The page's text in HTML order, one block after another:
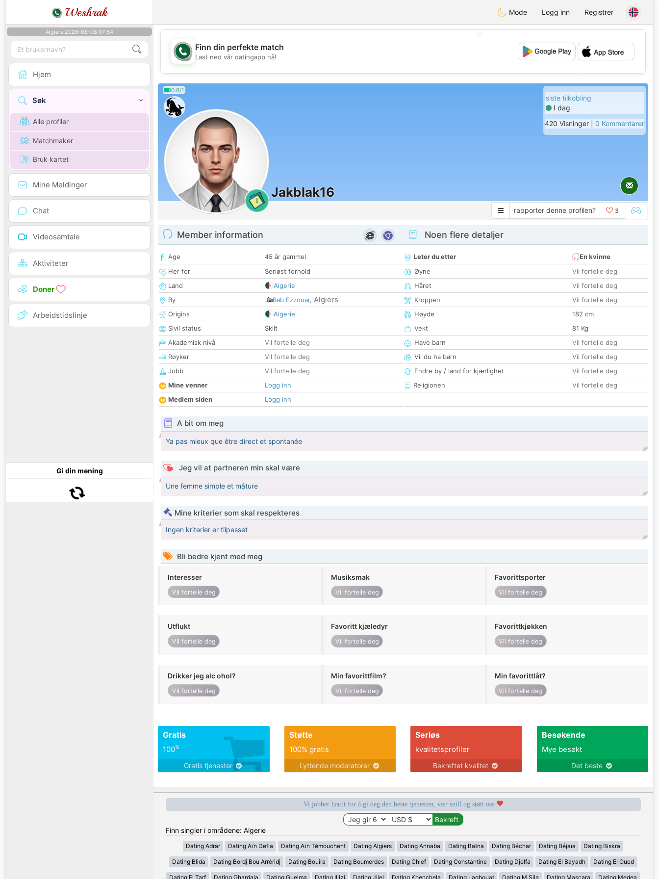
Weshrak Mode Logg inn Registrer
Algiers 2026-08-08 07:54
Hjem
Søk
Alle profiler
Matchmaker
Bruk kartet
Mine Meldinger
Chat
Videosamtale
Aktiviteter
Doner
Arbeidstidslinje
Gi din mening
💖
💕
Finn din perfekte match
Last ned vår datingapp nå!
0.8/1
1
Jakblak16
siste tilkobling
I dag
420 Visninger | 0 Kommentarer
rapporter denne profilen? 3
Member information
Age
45 år gammel
Her for
Seriøst forhold
Land
Algerie
By
Bab Ezzouar, Algiers
Origins
Algerie
Sivil status
Skilt
Akademisk nivå
Vil fortelle deg
Røyker
Vil fortelle deg
Jobb
Vil fortelle deg
Mine venner
Logg inn
Medlem siden
Logg inn
Noen flere detaljer
Leter du etter
En kvinne
Øyne
Vil fortelle deg
Håret
Vil fortelle deg
Kroppen
Vil fortelle deg
Høyde
182 cm
Vekt
81 Kg
Have barn
Vil fortelle deg
Vil du ha barn
Vil fortelle deg
Endre by / land for kjærlighet
Vil fortelle deg
Religionen
Vil fortelle deg
A bit om meg
Ya pas mieux que être direct et spontanée
Jeg vil at partneren min skal være
Une femme simple et mâture
Mine kriterier som skal respekteres
Ingen kriterier er tilpasset
Bli bedre kjent med meg
Interesser
Vil fortelle deg
Musiksmak
Vil fortelle deg
Favorittsporter
Vil fortelle deg
Utflukt
Vil fortelle deg
Favoritt kjæledyr
Vil fortelle deg
Favorittkjøkken
Vil fortelle deg
Drikker jeg alc ohol?
Vil fortelle deg
Min favorittfilm?
Vil fortelle deg
Min favorittlåt?
Vil fortelle deg
Gratis
100%
Gratis tjenester
Støtte
100% gratis
Lyttende moderatorer
Seriøs
kvalitetsprofiler
Bekreftet kvalitet
Besøkende
Mye besøkt
Det beste
Vi jobber hardt for å gi deg den beste tjenesten, vær snill og støtt oss
Finn singler i områdene: Algerie
Dating Adrar Dating Aïn Defla Dating Aïn Témouchent Dating Algiers Dating Annaba Dating Batna Dating Béchar Dating Béjaïa Dating Biskra
Dating Blida Dating Bordj Bou Arréridj Dating Bouira Dating Boumerdes Dating Chlef Dating Constantine Dating Djelfa Dating El Bayadh Dating El Oued
Dating El Tarf Dating Ghardaia Dating Guelma Dating Illizi Dating Jijel Dating Khenchela Dating Laghouat Dating M Sila Dating Mascara Dating Medea